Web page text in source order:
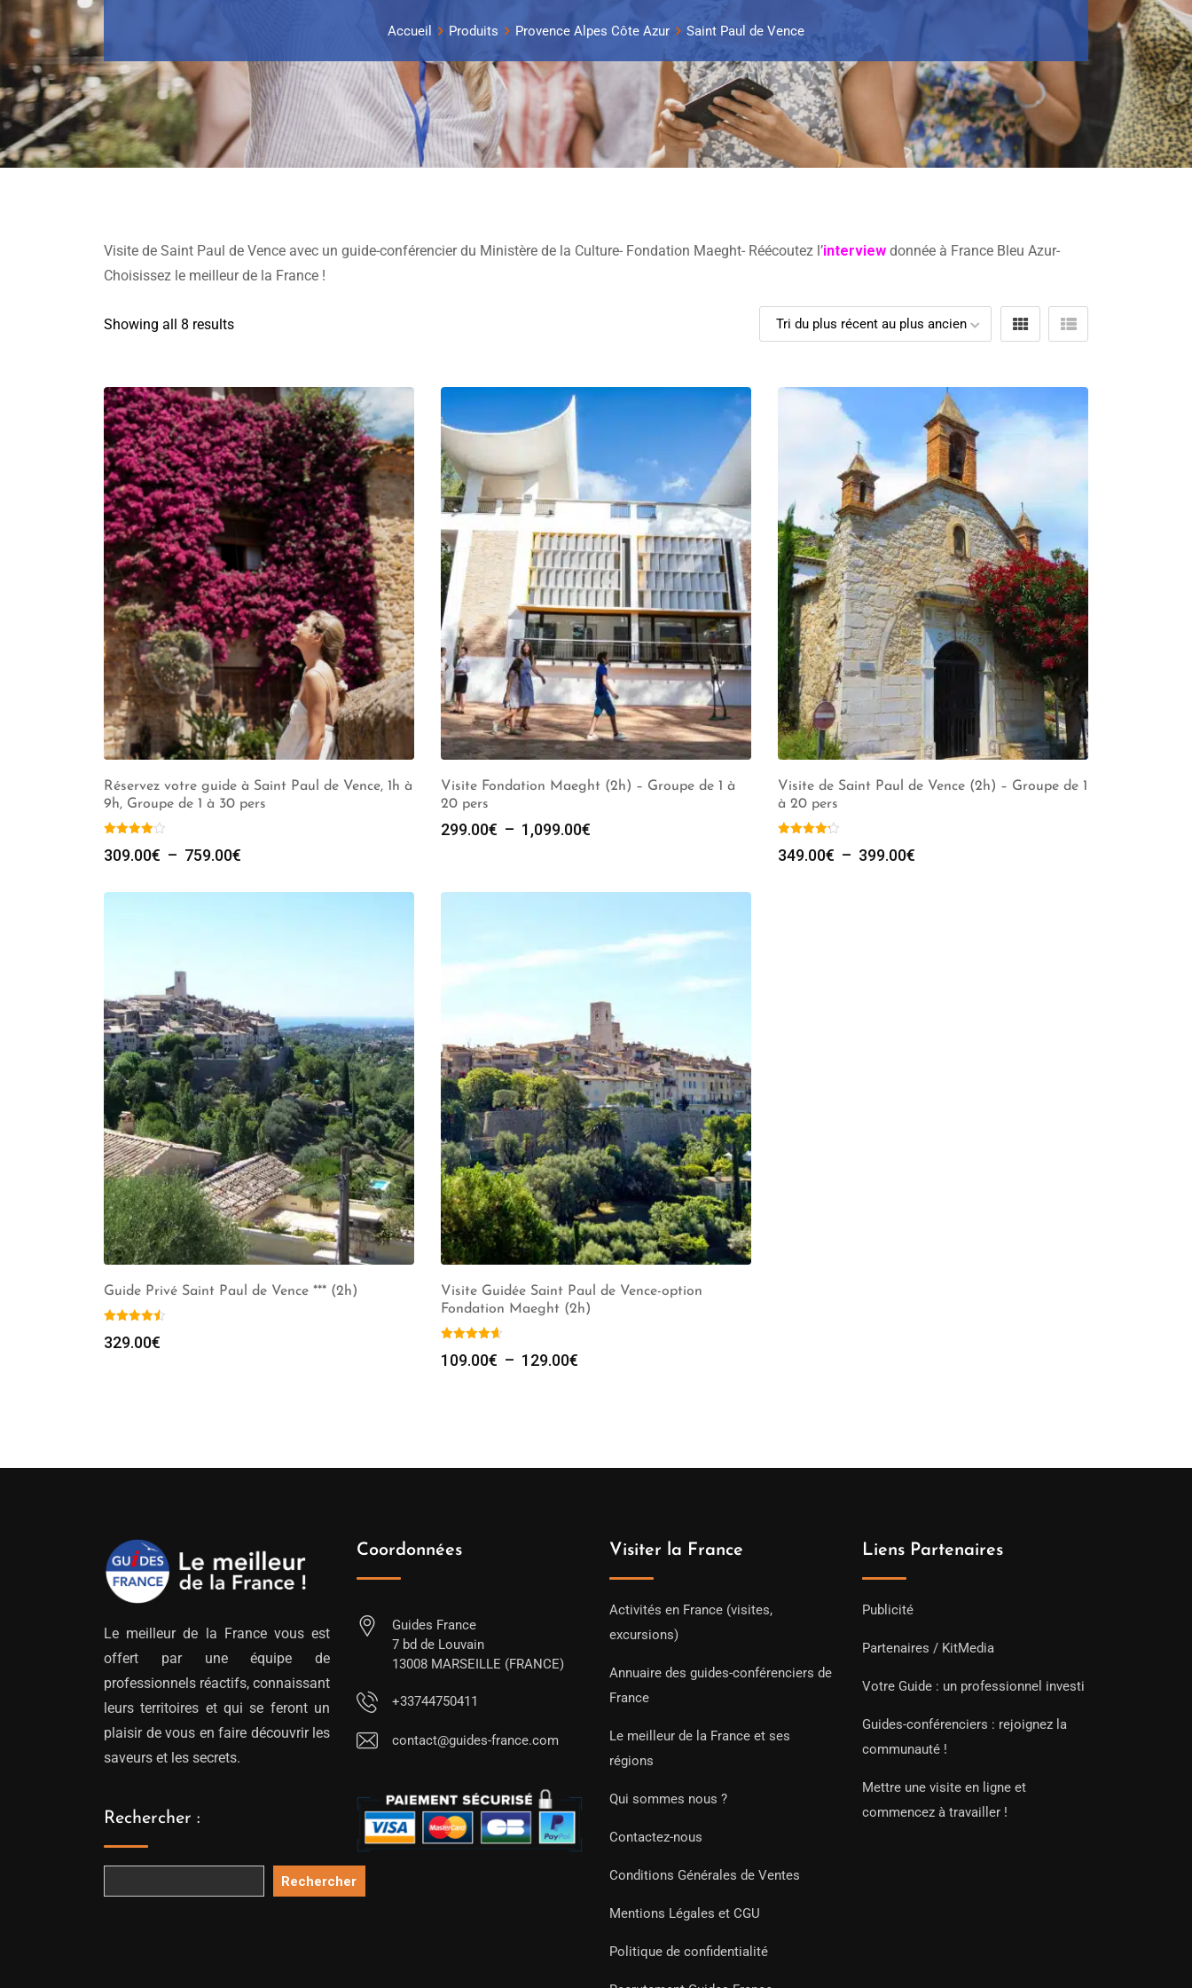
Accueil Produits Provence Alpes Côte Azur Saint Paul de Vence
Visite de Saint Paul de Vence avec un guide-conférencier du Ministère de la Culture- Fondation Maeght- Réécoutez l’interview donnée à France Bleu Azur-
Choisissez le meilleur de la France !
Showing all 8 results
Réservez votre guide à Saint Paul de Vence, 1h à
9h, Groupe de 1 à 30 pers
309.00€ – 759.00€
prix :
Visite Fondation Maeght (2h) – Groupe de 1 à
20 pers
299.00€ – 1,099.00€
299.00€
1,099.00€
Visite de Saint Paul de Vence (2h) – Groupe de 1
à 20 pers
349.00€ – 399.00€
Guide Privé Saint Paul de Vence *** (2h)
329.00€
Visite Guidée Saint Paul de Vence-option
Fondation Maeght (2h)
109.00€ – 129.00€
Le meilleur de la France vous est
offert par une équipe de
professionnels réactifs, connaissant
leurs territoires et qui se feront un
plaisir de vous en faire découvrir les
saveurs et les secrets.
Rechercher :
Rechercher
Coordonnées
Guides France
7 bd de Louvain
13008 MARSEILLE (FRANCE)
+33744750411
contact@guides-france.com
Visiter la France
Activités en France (visites,
excursions)
Annuaire des guides-conférenciers de
France
Le meilleur de la France et ses
régions
Qui sommes nous ?
Contactez-nous
Conditions Générales de Ventes
Mentions Légales et CGU
Politique de confidentialité
Liens Partenaires
Publicité
Partenaires / KitMedia
Votre Guide : un professionnel investi
Guides-conférenciers : rejoignez la
communauté !
Mettre une visite en ligne et
commencez à travailler !